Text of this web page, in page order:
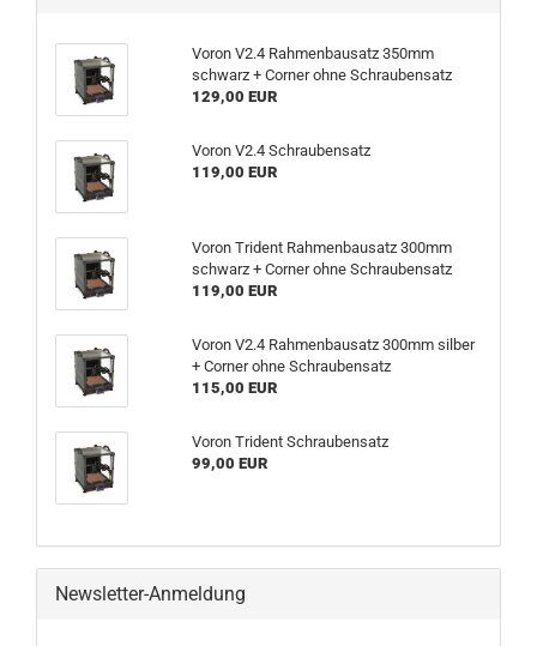
Voron V2.4 Rahmenbausatz 350mm
schwarz + Corner ohne Schraubensatz
129,00 EUR
Voron V2.4 Schraubensatz
119,00 EUR
Voron Trident Rahmenbausatz 300mm
schwarz + Corner ohne Schraubensatz
119,00 EUR
Voron V2.4 Rahmenbausatz 300mm silber
+ Corner ohne Schraubensatz
115,00 EUR
Voron Trident Schraubensatz
99,00 EUR
Newsletter-Anmeldung